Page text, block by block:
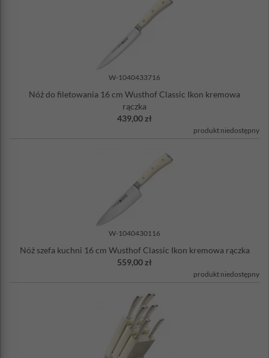
W-1040433716
Nóż do filetowania 16 cm Wusthof Classic Ikon kremowa
rączka
439,00 zł
produkt niedostępny
W-1040430116
Nóż szefa kuchni 16 cm Wusthof Classic Ikon kremowa rączka
559,00 zł
produkt niedostępny